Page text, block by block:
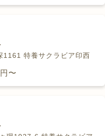
特養サクラビア印西
円〜